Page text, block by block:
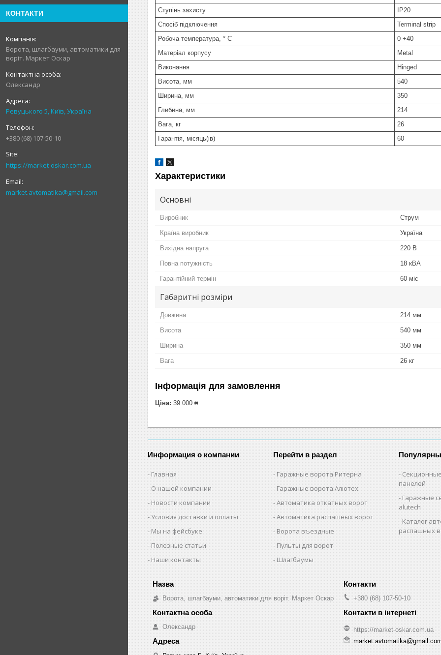
КОНТАКТИ
Ворота, шлагбауми, автоматики для
воріт. Маркет Оскар
Олександр
Ревуцького 5, Київ, Україна
+380 (68) 107-50-10
https://market-oskar.com.ua
market.avtomatika@gmail.com
Ступінь захисту
IP20
Спосіб підключення
Terminal strip
Робоча температура, ° С
0 +40
Матеріал корпусу
Metal
Виконання
Hinged
Висота, мм
540
Ширина, мм
350
Глибина, мм
214
Вага, кг
26
Гарантія, місяць(ів)
60
Характеристики
Основні
Виробник Струм
Країна виробник Україна
Вихідна напруга 220 В
Повна потужність 18 кВА
Гарантійний термін 60 міс
Габаритні розміри
Довжина 214 мм
Висота 540 мм
Ширина 350 мм
Вага 26 кг
Інформація для замовлення
Ціна: 39 000 ₴
Информация о компании
Главная
О нашей компании
Новости компании
Условия доставки и оплаты
Мы на фейсбуке
Полезные статьи
Наши контакты
Перейти в раздел
Гаражные ворота Ритерна
Гаражные ворота Алютех
Автоматика откатных ворот
Автоматика распашных ворот
Ворота въездные
Пульты для ворот
Шлагбаумы
панелей
Гаражные
alutech
Каталог
распашных
Ворота, шлагбауми, автоматики для воріт. Маркет Оскар
Олександр
+380 (68) 107-50-10
https://market-oskar.com.ua